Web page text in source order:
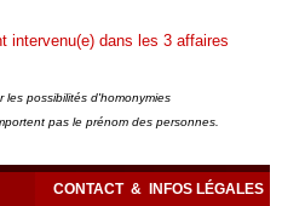
intervenu(e) dans les 3 affaires
possibilités d'homonymies
pas le prénom des personnes.
CONTACT & INFOS LÉGALES